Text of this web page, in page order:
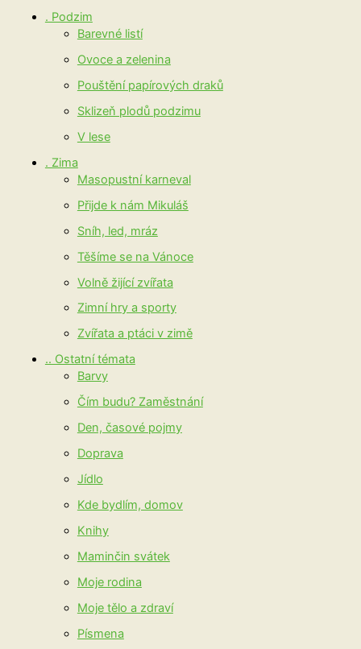
. Podzim
Barevné listí
Ovoce a zelenina
Pouštění papírových draků
Sklizeň plodů podzimu
V lese
. Zima
Masopustní karneval
Přijde k nám Mikuláš
Sníh, led, mráz
Těšíme se na Vánoce
Volně žijící zvířata
Zimní hry a sporty
Zvířata a ptáci v zimě
.. Ostatní témata
Barvy
Čím budu? Zaměstnání
Den, časové pojmy
Doprava
Jídlo
Kde bydlím, domov
Knihy
Maminčin svátek
Moje rodina
Moje tělo a zdraví
Písmena